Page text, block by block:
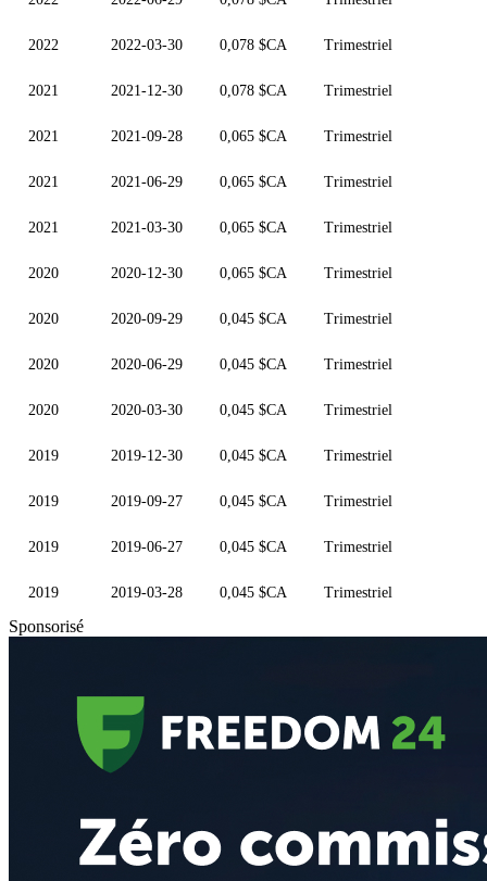
2022 2022-03-30 0,078 $CA Trimestriel
2021 2021-12-30 0,078 $CA Trimestriel
2021 2021-09-28 0,065 $CA Trimestriel
2021 2021-06-29 0,065 $CA Trimestriel
2021 2021-03-30 0,065 $CA Trimestriel
2020 2020-12-30 0,065 $CA Trimestriel
2020 2020-09-29 0,045 $CA Trimestriel
2020 2020-06-29 0,045 $CA Trimestriel
2020 2020-03-30 0,045 $CA Trimestriel
2019 2019-12-30 0,045 $CA Trimestriel
2019 2019-09-27 0,045 $CA Trimestriel
2019 2019-06-27 0,045 $CA Trimestriel
2019 2019-03-28 0,045 $CA Trimestriel
Sponsorisé